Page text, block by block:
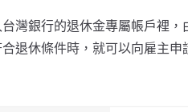
灣銀行的退休金專屬帳戶裡
退休條件時，就可以向雇主